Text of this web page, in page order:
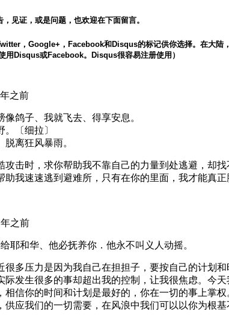
见证，或是问题，也欢迎在下面留言。
，Google+，Facebook和Disqus的标记供你选择。在大陆，
用Disqus或Facebook。Disqus很容易注册使用）